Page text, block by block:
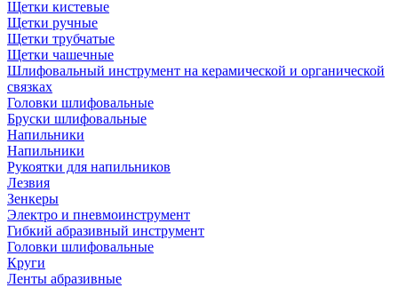
Щетки кистевые
Щетки ручные
Щетки трубчатые
Щетки чашечные
Шлифовальный инструмент на керамической и органической
связках
Головки шлифовальные
Бруски шлифовальные
Напильники
Напильники
Рукоятки для напильников
Лезвия
Зенкеры
Электро и пневмоинструмент
Гибкий абразивный инструмент
Головки шлифовальные
Круги
Ленты абразивные